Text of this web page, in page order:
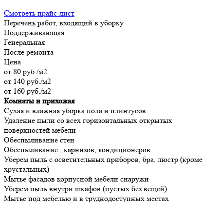
Смотреть прайс-лист
Перечень работ, входящий в уборку
Поддерживающая
Генеральная
После ремонта
Цена
от 80 руб./м2
от 140 руб./м2
от 160 руб./м2
Комнаты и прихожая
Сухая и влажная уборка пола и плинтусов
Удаление пыли со всех горизонтальных открытых
поверхностей мебели
Обеспыливание стен
Обеспыливание , карнизов, кондиционеров
Уберем пыль с осветительных приборов, бра, люстр (кроме
хрустальных)
Мытье фасадов корпусной мебели снаружи
Уберем пыль внутри шкафов (пустых без вещей)
Мытье под мебелью и в труднодоступных местах